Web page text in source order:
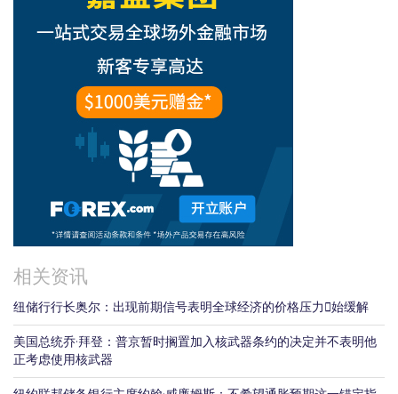
相关资讯
纽储行行长奥尔：出现前期信号表明全球经济的价格压力𫔭始缓解
美国总统乔·拜登：普京暂时搁置加入核武器条约的决定并不表明他
正考虑使用核武器